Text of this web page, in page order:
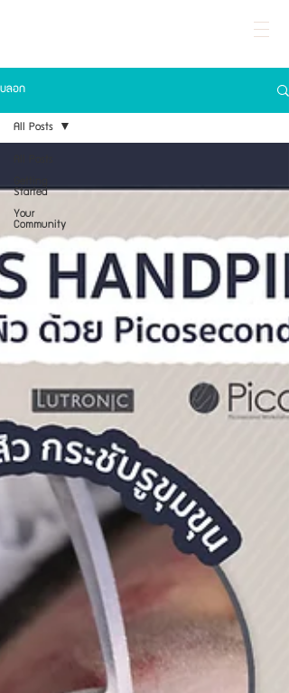
บล็อก
Started
Your
Community
All Posts